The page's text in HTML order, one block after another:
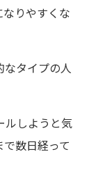
りやすくな
なタイプの人
ルしようと気
数日経って